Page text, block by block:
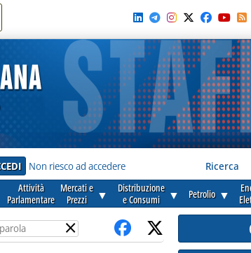
Non riesco ad accedere Ricerca
Attività
Parlamentare
Mercati e
Prezzi
▼
Distribuzione
e Consumi
▼ Petrolio ▼
×